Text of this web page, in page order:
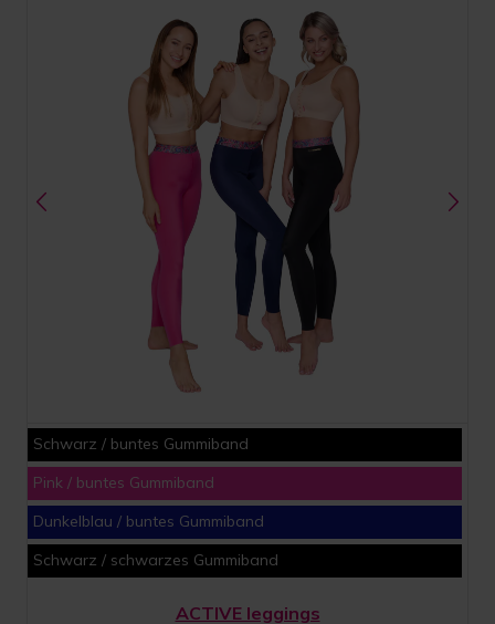
Schwarz / buntes Gummiband
Pink / buntes Gummiband
Dunkelblau / buntes Gummiband
Schwarz / schwarzes Gummiband
ACTIVE leggings